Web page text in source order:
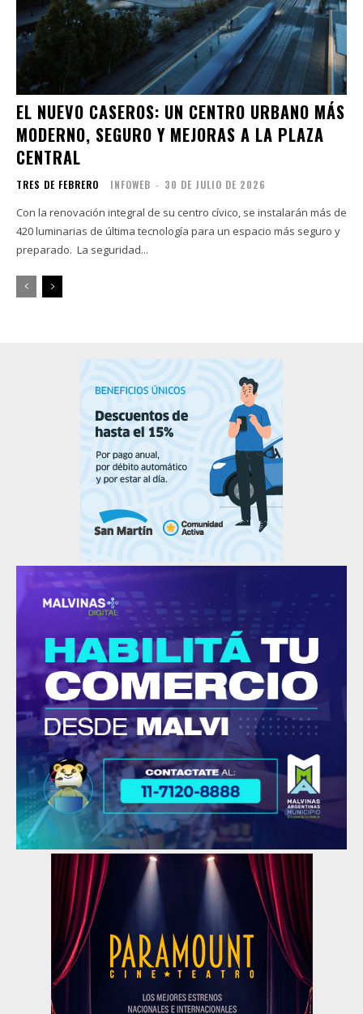
EL NUEVO CASEROS: UN CENTRO URBANO MÁS
MODERNO, SEGURO Y MEJORAS A LA PLAZA
CENTRAL
TRES DE FEBRERO INFOWEB - 30 DE JULIO DE 2026
Con la renovación integral de su centro cívico, se instalarán más de
420 luminarias de última tecnología para un espacio más seguro y
preparado. La seguridad...